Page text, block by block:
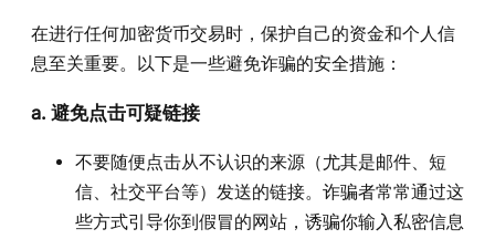
在进行任何加密货币交易时，保护自己的资金和个人信
息至关重要。以下是一些避免诈骗的安全措施：
a.避免点击可疑链接
不要随便点击从不认识的来源（尤其是邮件、短
信、社交平台等）发送的链接。诈骗者常常通过这
些方式引导你到假冒的网站，诱骗你输入私密信息